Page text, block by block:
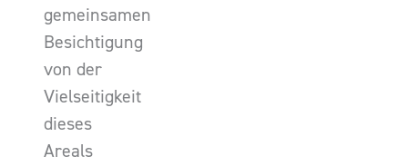
gemeinsamen
Besichtigung
von der
Vielseitigkeit
dieses
Areals